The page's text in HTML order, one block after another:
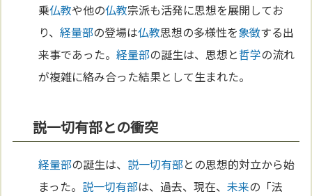
乗仏教や他の仏教宗派も活発に思想を展開してお
り、経量部の登場は仏教思想の多様性を象徴する出
来事であった。経量部の誕生は、思想と哲学の流れ
が複雑に絡み合った結果として生まれた。
説一切有部との衝突
経量部の誕生は、 説一切有部との思想的対立から始
まった。 説一切有部は、過去、現在、未来の「法